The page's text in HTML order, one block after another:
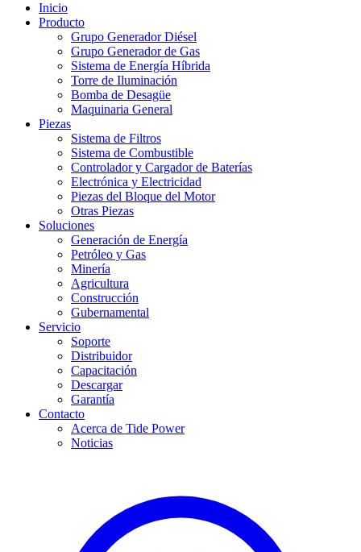
Inicio
Producto
Grupo Generador Diésel
Grupo Generador de Gas
Sistema de Energía Híbrida
Torre de Iluminación
Bomba de Desagüe
Maquinaria General
Piezas
Sistema de Filtros
Sistema de Combustible
Controlador y Cargador de Baterías
Electrónica y Electricidad
Piezas del Bloque del Motor
Otras Piezas
Soluciones
Generación de Energía
Petróleo y Gas
Minería
Agricultura
Construcción
Gubernamental
Servicio
Soporte
Distribuidor
Capacitación
Descargar
Garantía
Contacto
Acerca de Tide Power
Noticias